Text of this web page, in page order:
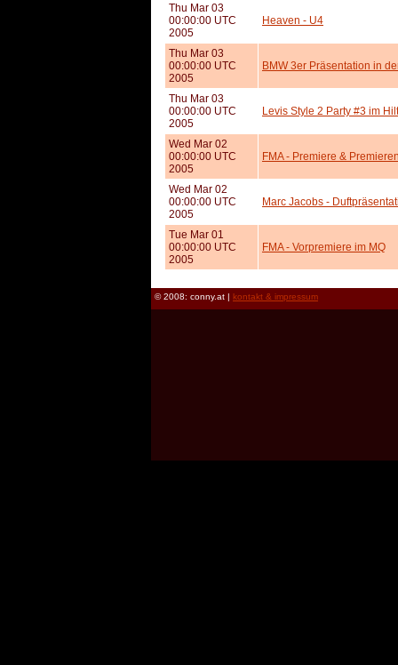
Thu Mar 03
00:00:00 UTC
2005
Heaven - U4
Thu Mar 03
00:00:00 UTC
2005
BMW 3er Präsentation in
Thu Mar 03
00:00:00 UTC
2005
Levis Style 2 Party #3 im
Wed Mar 02
00:00:00 UTC
2005
FMA - Premiere &
Wed Mar 02
00:00:00 UTC
2005
Marc Jacobs -
Tue Mar 01
00:00:00 UTC
2005
FMA - Vorpremiere im MQ
© 2008: conny.at | kontakt & impressum